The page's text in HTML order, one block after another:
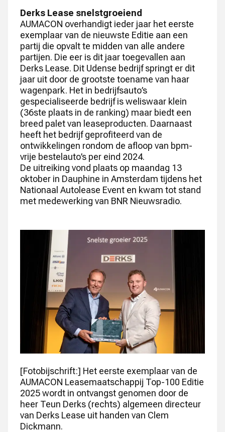
Derks Lease snelstgroeiend
AUMACON overhandigt ieder jaar het eerste
exemplaar van de nieuwste Editie aan een
partij die opvalt te midden van alle andere
partijen. Die eer is dit jaar toegevallen aan
Derks Lease. Dit Udense bedrijf springt er dit
jaar uit door de grootste toename van haar
wagenpark. Het in bedrijfsauto’s
gespecialiseerde bedrijf is weliswaar klein
(36ste plaats in de ranking) maar biedt een
breed palet van leaseproducten. Daarnaast
heeft het bedrijf geprofiteerd van de
ontwikkelingen rondom de afloop van bpm-
vrije bestelauto’s per eind 2024.
De uitreiking vond plaats op maandag 13
oktober in Dauphine in Amsterdam tijdens het
Nationaal Autolease Event en kwam tot stand
met medewerking van BNR Nieuwsradio.
[Fotobijschrift:] Het eerste exemplaar van de
AUMACON Leasemaatschappij Top-100 Editie
2025 wordt in ontvangst genomen door de
heer Teun Derks (rechts) algemeen directeur
van Derks Lease uit handen van Clem
Dickmann.